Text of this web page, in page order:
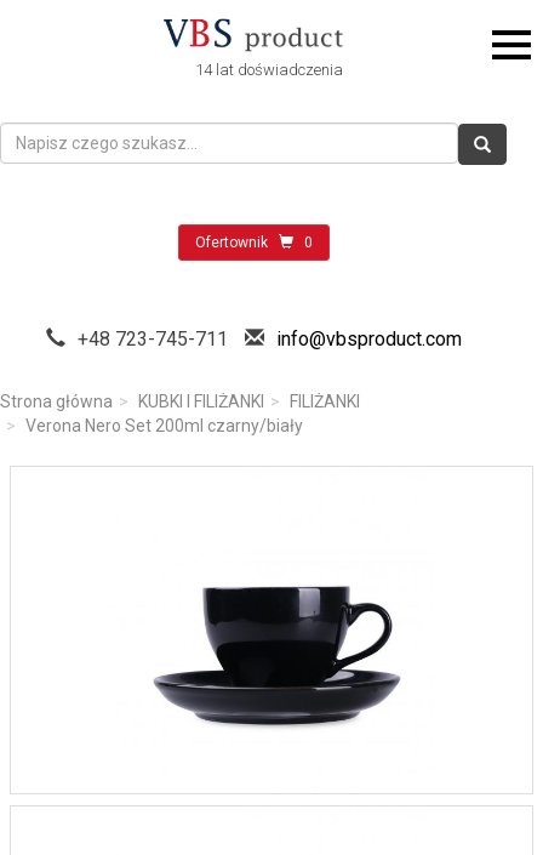
14 lat doświadczenia
Ofertownik 0
+48 723-745-711 info@vbsproduct.com
Strona główna KUBKI I FILIŻANKI
FILIŻANKI
Verona Nero Set 200ml czarny/biały